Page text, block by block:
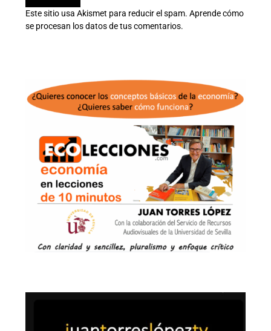
Este sitio usa Akismet para reducir el spam. Aprende cómo
se procesan los datos de tus comentarios.